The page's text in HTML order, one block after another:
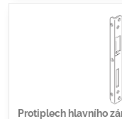
Protiplech hlavního